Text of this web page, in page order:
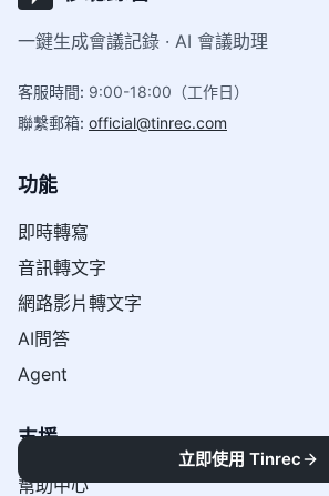
一鍵生成會議記錄 · AI 會議助理
客服時間: 9:00-18:00（工作日）
聯繫郵箱: official@tinrec.com
功能
即時轉寫
音訊轉文字
網路影片轉文字
AI問答
Agent
支援
幫助中心
立即使用 Tinrec